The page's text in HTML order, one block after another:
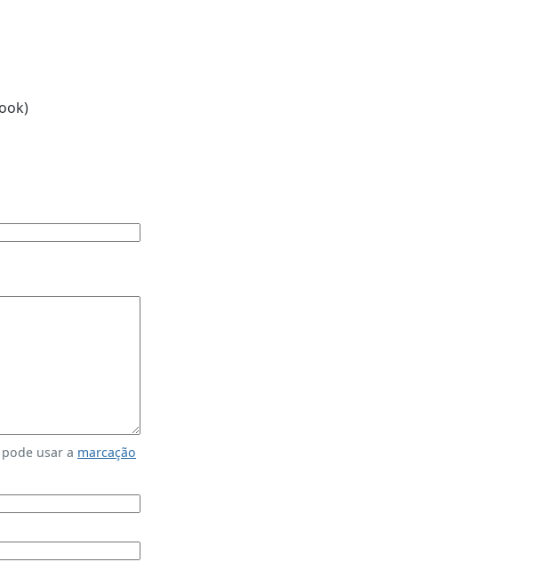
usar a marcação